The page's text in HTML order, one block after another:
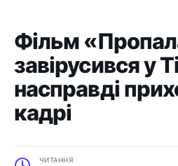
Фільм
завірусився у
насправді
кадрі
ЧИТАННЯ